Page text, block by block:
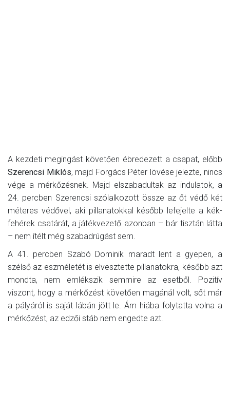
A kezdeti megingást követően ébredezett a csapat, előbb
Szerencsi Miklós, majd Forgács Péter lövése jelezte, nincs
vége a mérkőzésnek. Majd elszabadultak az indulatok, a
24. percben Szerencsi szólalkozott össze az őt védő két
méteres védővel, aki pillanatokkal később lefejelte a kék-
fehérek csatárát, a játékvezető azonban – bár tisztán látta
– nem ítélt még szabadrúgást sem.
A 41. percben Szabó Dominik maradt lent a gyepen, a
szélső az eszméletét is elvesztette pillanatokra, később azt
mondta, nem emlékszik semmire az esetből. Pozitív
viszont, hogy a mérkőzést követően magánál volt, sőt már
a pályáról is saját lábán jött le. Ám hiába folytatta volna a
mérkőzést, az edzői stáb nem engedte azt.